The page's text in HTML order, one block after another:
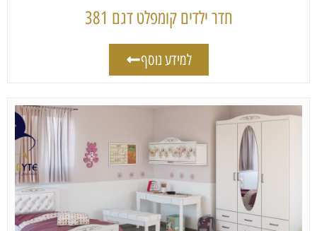
חדר ילדים קומפלט דגם 381
למידע נוסף